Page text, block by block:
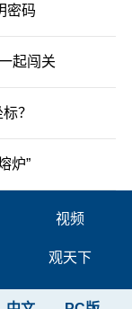
密码
起闯关
？
炉”
视频
观天下